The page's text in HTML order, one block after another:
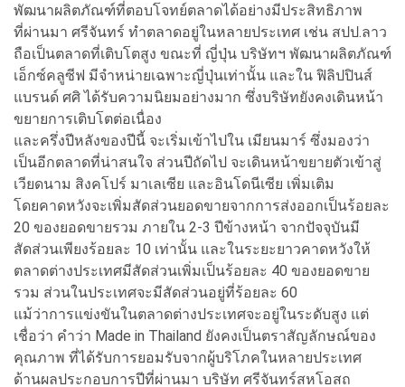
พัฒนาผลิตภัณฑ์ที่ตอบโจทย์ตลาดได้อย่างมีประสิทธิภาพ
ที่ผ่านมา ศรีจันทร์ ทำตลาดอยู่ในหลายประเทศ เช่น สปป.ลาว
ถือเป็นตลาดที่เติบโตสูง ขณะที่ ญี่ปุ่น บริษัทฯ พัฒนาผลิตภัณฑ์
เอ็กซ์คลูซีฟ มีจำหน่ายเฉพาะญี่ปุ่นเท่านั้น และใน ฟิลิปปินส์
แบรนด์ ศศิ ได้รับความนิยมอย่างมาก ซึ่งบริษัทยังคงเดินหน้า
ขยายการเติบโตต่อเนื่อง
และครึ่งปีหลังของปีนี้ จะเริ่มเข้าไปใน เมียนมาร์ ซึ่งมองว่า
เป็นอีกตลาดที่น่าสนใจ ส่วนปีถัดไป จะเดินหน้าขยายตัวเข้าสู่
เวียดนาม สิงคโปร์ มาเลเซีย และอินโดนีเซีย เพิ่มเติม
โดยคาดหวังจะเพิ่มสัดส่วนยอดขายจากการส่งออกเป็นร้อยละ
20 ของยอดขายรวม ภายใน 2-3 ปีข้างหน้า จากปัจจุบันมี
สัดส่วนเพียงร้อยละ 10 เท่านั้น และในระยะยาวคาดหวังให้
ตลาดต่างประเทศมีสัดส่วนเพิ่มเป็นร้อยละ 40 ของยอดขาย
รวม ส่วนในประเทศจะมีสัดส่วนอยู่ที่ร้อยละ 60
แม้ว่าการแข่งขันในตลาดต่างประเทศจะอยู่ในระดับสูง แต่
เชื่อว่า คำว่า Made in Thailand ยังคงเป็นตราสัญลักษณ์ของ
คุณภาพ ที่ได้รับการยอมรับจากผู้บริโภคในหลายประเทศ
ด้านผลประกอบการปีที่ผ่านมา บริษัท ศรีจันทร์สหโอสถ